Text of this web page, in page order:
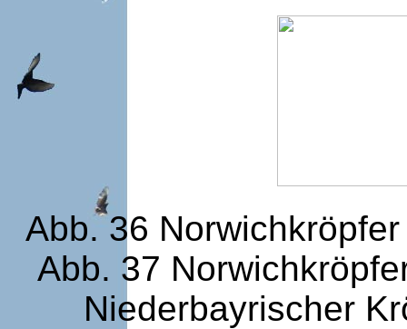
Abb. 36
Abb. 37
Niederbayrischer